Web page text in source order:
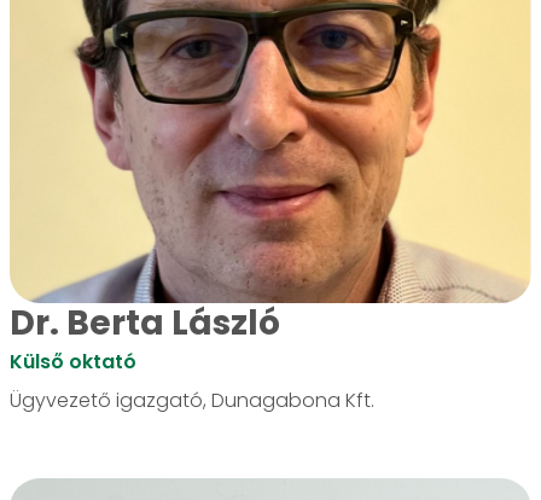
Dr. Berta László
Külső oktató
Ügyvezető igazgató, Dunagabona Kft.